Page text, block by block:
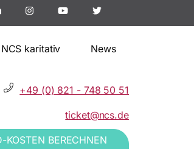
NCS karitativ News
+49 (0) 821 - 748 50 51
ticket@ncs.de
KOSTEN BERECHNEN